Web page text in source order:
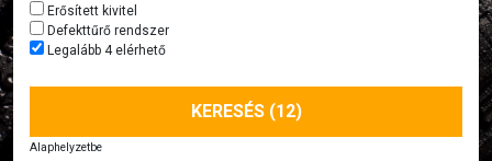
Erősített kivitel
Defekttűrő rendszer
Legalább 4 elérhető
KERESÉS (12)
Alaphelyzetbe